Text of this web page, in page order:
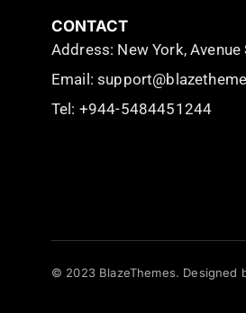
CONTACT
Address: New York, Avenue
Email:
Tel: +944-5484451244
© 2023 BlazeThemes. Designed